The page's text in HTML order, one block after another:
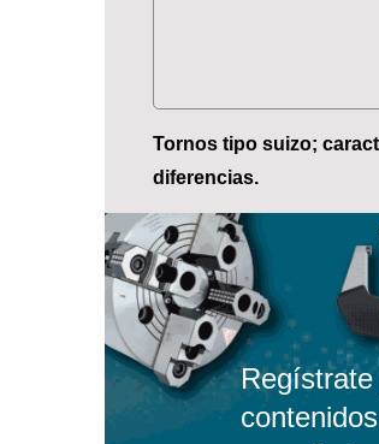
Tornos tipo suizo;
diferencias.